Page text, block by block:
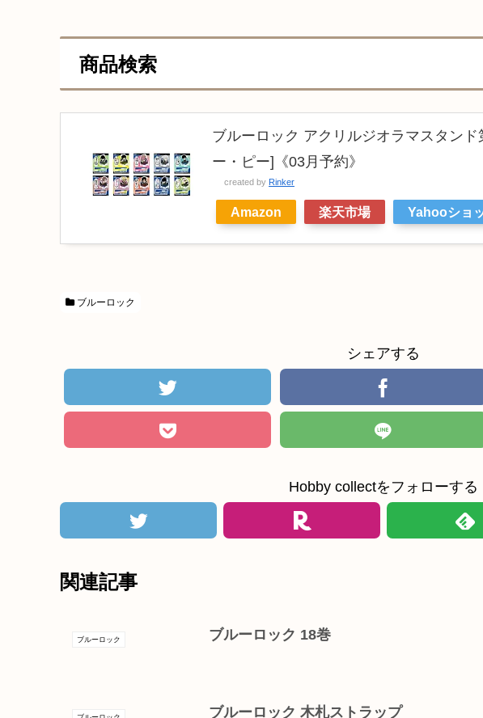
商品検索
ブルーロック アクリルジオラマスタン
ー・ピー]《03月予約》
created by Rinker
Amazon 楽天市場 Yahooショ
ブルーロック
シェアする
Hobby collectをフォローする
関連記事
ブルーロック ブルーロック 18巻
ブルーロック 木札ストラップ